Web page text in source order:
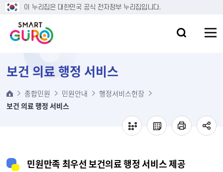
본문 바로가기
이 누리집은 대한민국 공식 전자정부 누리집입니다.
보건 의료 행정 서비스
종합민원 민원안내
행정서비스헌장
보건 의료 행정 서비스
민원만족 최우선 보건의료 행정 서비스 제공